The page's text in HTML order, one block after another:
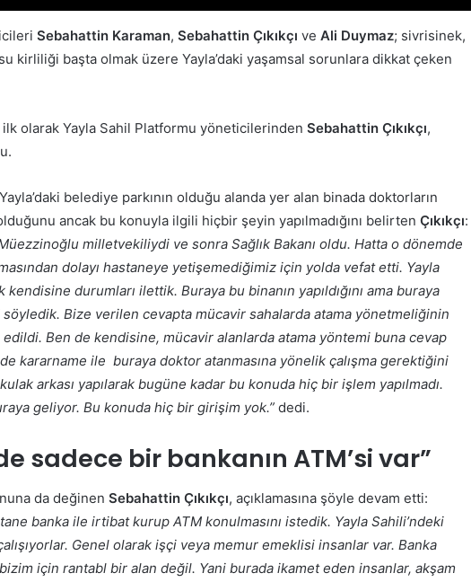
Sebahattin Karaman, Sebahattin Çıkıkçı ve Ali Duymaz; sivrisinek,
kirliliği başta olmak üzere Yayla’daki yaşamsal sorunlara dikkat çeken
ilk olarak Yayla Sahil Platformu yöneticilerinden Sebahattin Çıkıkçı,
belediye parkının olduğu alanda yer alan binada doktorların
ancak bu konuyla ilgili hiçbir şeyin yapılmadığını belirten Çıkıkçı:
milletvekiliydi ve sonra Sağlık Bakanı oldu. Hatta o dönemde
dolayı hastaneye yetişemediğimiz için yolda vefat etti. Yayla
durumları ilettik. Buraya bu binanın yapıldığını ama buraya
Bize verilen cevapta mücavir sahalarda atama yönetmeliğinin
Ben de kendisine, mücavir alanlarda atama yöntemi buna cevap
kararname ile buraya doktor atanmasına yönelik çalışma gerektiğini
arkası yapılarak bugüne kadar bu konuda hiç bir işlem yapılmadı.
geliyor. Bu konuda hiç bir girişim yok.” dedi.
sadece bir bankanın ATM’si var”
da değinen Sebahattin Çıkıkçı, açıklamasına şöyle devam etti:
tane banka ile irtibat kurup ATM konulmasını istedik. Yayla Sahili’ndeki
Genel olarak işçi veya memur emeklisi insanlar var. Banka
için rantabl bir alan değil. Yani burada ikamet eden insanlar, akşam